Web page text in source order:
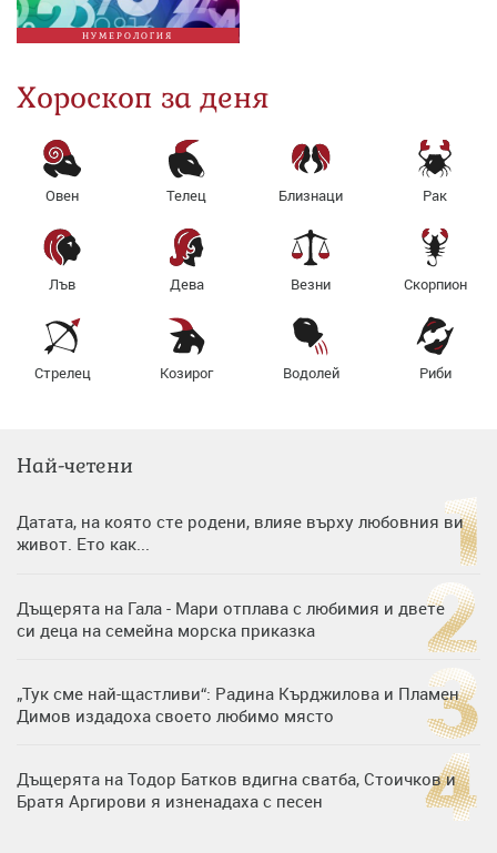
НУМЕРОЛОГИЯ
Хороскоп за деня
Овен Телец Близнаци Рак
Лъв Дева Везни Скорпион
Стрелец Козирог Водолей Риби
Най-четени
Датата, на която сте родени, влияе върху любовния ви
живот. Ето как...
Дъщерята на Гала - Мари отплава с любимия и двете
си деца на семейна морска приказка
„Тук сме най-щастливи“: Радина Кърджилова и Пламен
Димов издадоха своето любимо място
Дъщерята на Тодор Батков вдигна сватба, Стоичков и
Братя Аргирови я изненадаха с песен